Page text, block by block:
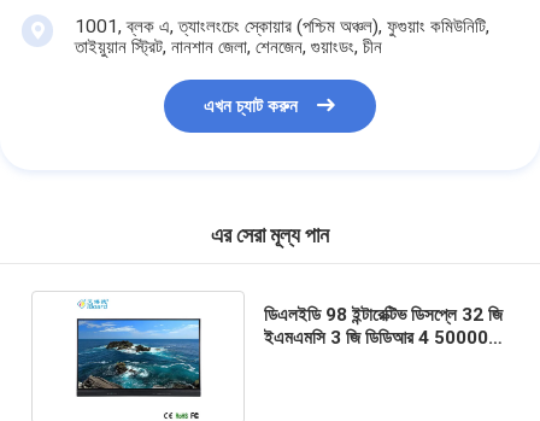
1001, ব্লক এ, ত্যাংলংচেং স্কোয়ার (পশ্চিম অঞ্চল), ফুগুয়াং কমিউনিটি,
তাইয়ুয়ান স্ট্রিট, নানশান জেলা, শেনজেন, গুয়াংডং, চীন
এখন চ্যাট করুন
এর সেরা মূল্য পান
ডিএলইডি 98 ইন্টারেক্টিভ ডিসপ্লে 32 জি
ইএমএমসি 3 জি ডিডিআর 4 50000